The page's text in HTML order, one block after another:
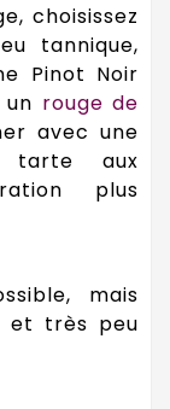
choisissez
tannique,
Pinot Noir
rouge de
avec une
tarte aux
plus
mais
et très peu